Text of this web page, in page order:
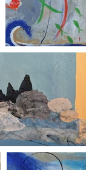
Fische fliegen
Leichtigkeit des